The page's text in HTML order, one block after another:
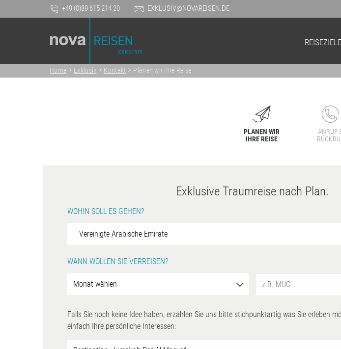
+49 (0)89 615 214 20 EXKLUSIV@NOVAREISEN.DE
REISEZIELE
Home > Exklusiv > Kontakt > Planen wir Ihre Reise
PLANEN WIR
IHRE REISE
ANRUF
Exklusive Traumreise nach Plan.
WOHIN SOLL ES GEHEN?
WANN WOLLEN SIE VERREISEN?
Falls Sie noch keine Idee haben, erzählen Sie uns bitte stichpunktartig was Sie erleben
einfach Ihre persönliche Interessen: